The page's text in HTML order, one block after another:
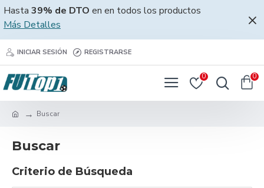
Hasta 39% de DTO en en todos los productos
Más Detalles
INICIAR SESIÓN REGISTRARSE
0 0
Buscar
Buscar
Criterio de Búsqueda